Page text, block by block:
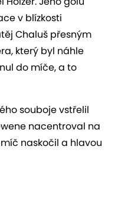
v blízkosti
Chaluš přesným
který byl náhle
do míče, a to
souboje vstřelil
nacentroval na
naskočil a hlavou